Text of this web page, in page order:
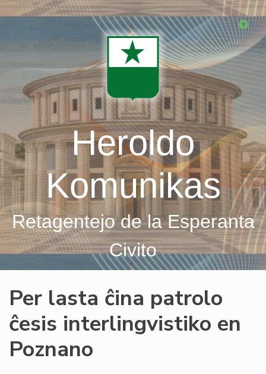
Skip
Heroldo
Komunikas
Retagentejo de la Esperanta
Civito
Per lasta ĉina patrolo
ĉesis interlingvistiko en
Poznano